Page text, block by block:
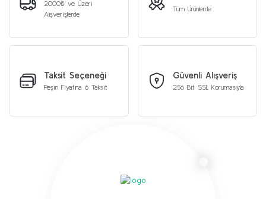
2000₺ ve Üzeri
Alışverişlerde
Tüm Ürünlerde
Taksit Seçeneği
Peşin Fiyatına 6 Taksit
Güvenli Alışveriş
256 Bit SSL Korumasıyla